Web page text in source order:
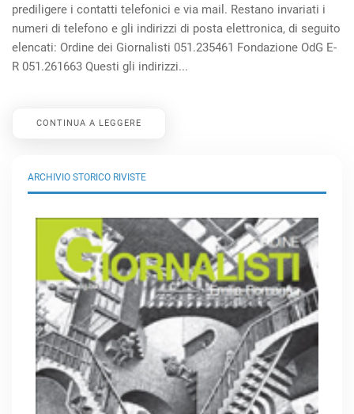
prediligere i contatti telefonici e via mail. Restano invariati i
numeri di telefono e gli indirizzi di posta elettronica, di seguito
elencati: Ordine dei Giornalisti 051.235461 Fondazione OdG E-
R 051.261663 Questi gli indirizzi...
CONTINUA A LEGGERE
ARCHIVIO STORICO RIVISTE